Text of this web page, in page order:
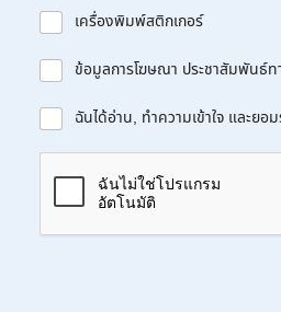
เครื่องพิมพ์สติกเกอร์
ข้อมูลการโฆษณา ประชาสัมพันธ์ท
ฉันได้อ่าน, ทำความเข้าใจ และยอ